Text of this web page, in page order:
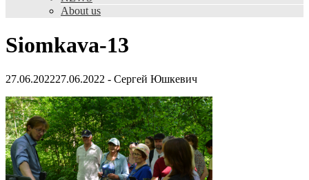
About us
Siomkava-13
27.06.202227.06.2022 - Сергей Юшкевич